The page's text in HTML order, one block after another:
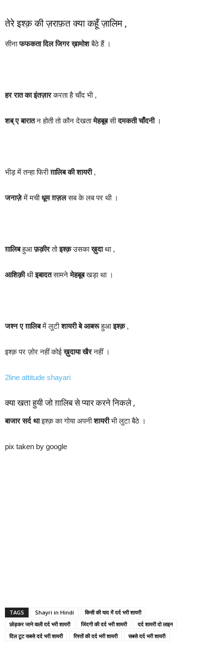
तेरे इश्क़ की ज़राफ़त क्या कहूँ ज़ालिम ,
सीनाफफकता दिल जिगर ख़ामोशबैठे हैं ।
हर रात का इंतज़ारकरता है चाँद भी ,
शब् ए बारातन होती तो कौन देखतामेहबूबसीदमकती चाँदनी।
भीड़ में तन्हा फिरीग़ालिब की शायरी,
जनाज़ेमें मचीधूम ग़ज़लसब के लब पर थी ।
ग़ालिबहुआफ़क़ीरतोइश्क़उसकाख़ुदाथा ,
आशिक़ीथीइबादतसामनेमेहबूबखड़ा था ।
जश्न ए ग़ालिबमें लुटीशायरी बे आबरूहुआइश्क़,
इश्क़ पर ज़ोर नहीं कोईख़ुदाया खैरनहीं ।
2line attitude shayari
क्या खता हुयी जो ग़ालिब से प्यार करने निकले ,
बाजार सर्द थाइश्क़ का गोया अपनीशायरीभी लुटा बैठे ।
pix taken by google
TAGS Shayri in Hindi
किसी की याद में दर्द भरी शायरी
छोड़कर जाने वाली दर्द भरी शायरी
जिंदगी की दर्द भरी शायरी
दर्द शायरी दो लाइन
दिल टूट सबसे दर्द भरी शायरी
रिश्तों की दर्द भरी शायरी सबसे दर्द भरी शायरी